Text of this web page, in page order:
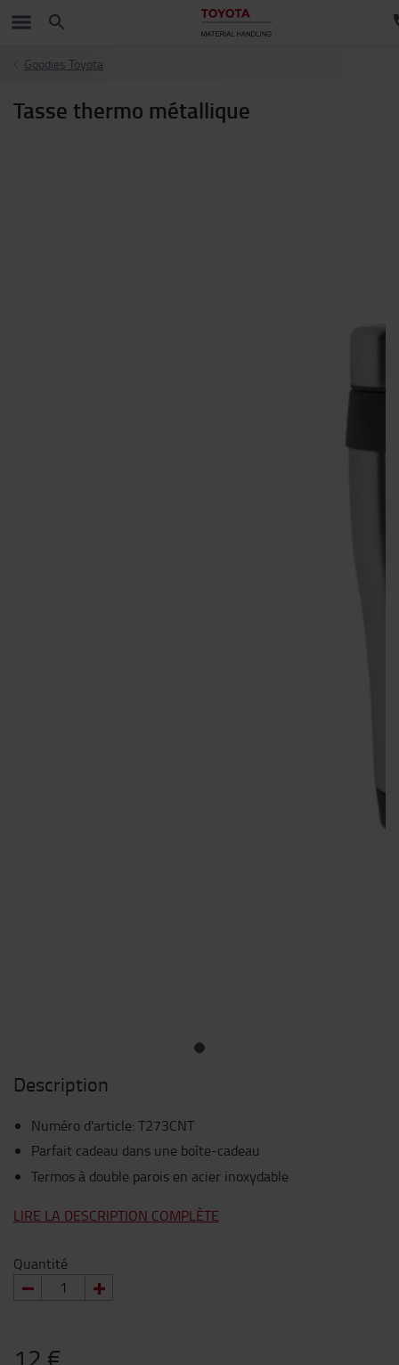
Goodies Toyota
Tasse thermo métallique
Description
Numéro d'article: T273CNT
Parfait cadeau dans une boîte-cadeau
Termos à double parois en acier inoxydable
LIRE LA DESCRIPTION COMPLÈTE
Quantité